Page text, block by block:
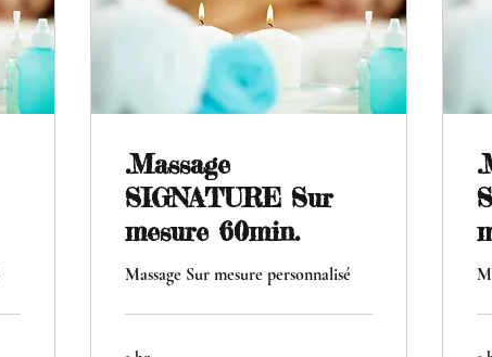
.Massage
SIGNATURE Sur
mesure 60min.
Massage Sur mesure personnalisé